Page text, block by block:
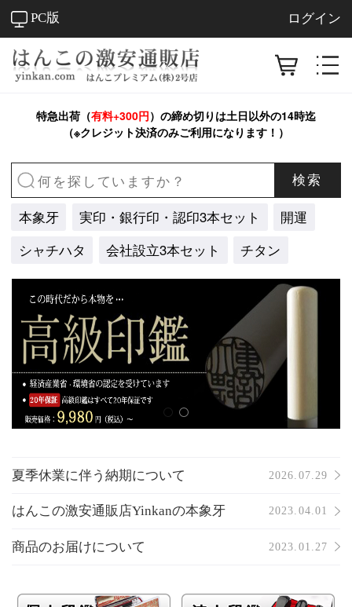
PC版 ログイン
特急出荷（有料+300円）の締め切りは土日以外の14時迄
（※クレジット決済のみご利用になります！）
検索
本象牙 実印・銀行印・認印3本セット
開運
シャチハタ
会社設立3本セット チタン
夏季休業に伴う納期について 2026.07.29
はんこの激安通販店Yinkanの本象牙 2023.04.01
商品のお届けについて 2023.01.27